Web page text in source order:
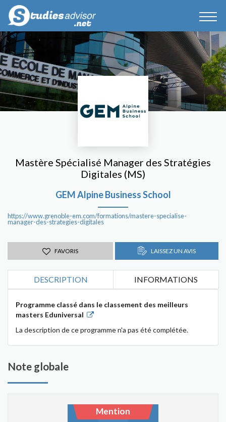
Mastère Spécialisé Manager des Stratégies
Digitales (MS)
GEM Alpine Business School
https://www.grenoble-em.com/formations/mastere-specialise-
manager-des-strategies-digitales
FAVORIS LAISSEZ UN AVIS
DESCRIPTION INFORMATIONS
Programme classé dans le classement des meilleurs
masters Eduniversal
La description de ce programme n'a pas été complétée.
Note globale
Mention